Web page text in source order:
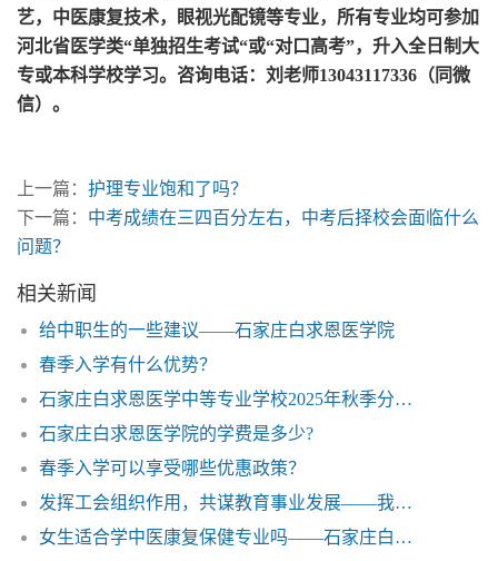
艺，中医康复技术，眼视光配镜等专业，所有专业均可参加
河北省医学类“单独招生考试“或“对口高考”，升入全日制大
专或本科学校学习。咨询电话：刘老师13043117336（同微
信）。
上一篇： 护理专业饱和了吗？
下一篇： 中考成绩在三四百分左右，中考后择校会面临什么
问题？
相关新闻
给中职生的一些建议——石家庄白求恩医学院
春季入学有什么优势？
石家庄白求恩医学中等专业学校2025年秋季分数线是多少？
石家庄白求恩医学院的学费是多少?
春季入学可以享受哪些优惠政策？
发挥工会组织作用，共谋教育事业发展——我校第二届教职工代表大会第二次会议圆满召开
女生适合学中医康复保健专业吗——石家庄白求恩医学中等专业学校